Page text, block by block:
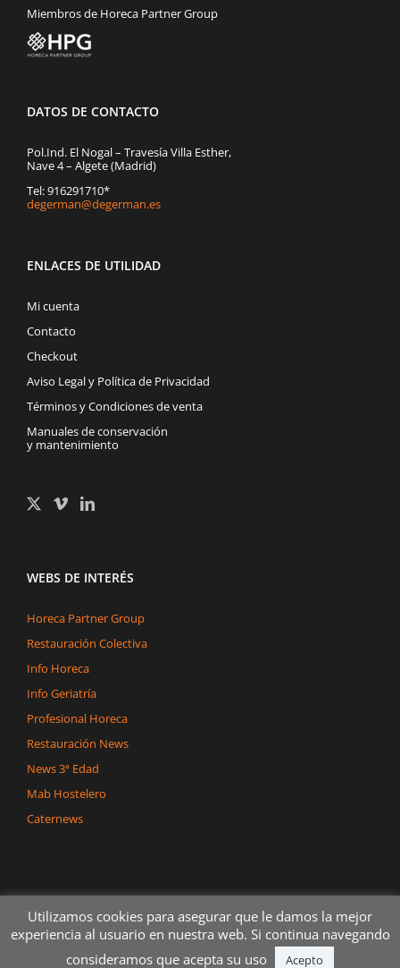
Miembros de Horeca Partner Group
DATOS DE CONTACTO
Pol.Ind. El Nogal – Travesía Villa Esther,
Nave 4 – Algete (Madrid)
Tel: 916291710*
degerman@degerman.es
ENLACES DE UTILIDAD
Mi cuenta
Contacto
Checkout
Aviso Legal y Política de Privacidad
Términos y Condiciones de venta
Manuales de conservación
y mantenimiento
WEBS DE INTERÉS
Horeca Partner Group
Restauración Colectiva
Info Horeca
Info Geriatría
Profesional Horeca
Restauración News
News 3ª Edad
Mab Hostelero
Caternews
Copyright 2020 Dégerman Todos los derechos reservados
Utilizamos cookies para asegurar que le damos la mejor
experiencia al usuario en nuestra web. Si continua navegando
consideramos que acepta su uso
Acepto